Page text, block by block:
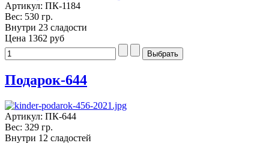
Артикул: ПК-1184
Вес: 530 гр.
Внутри 23 сладости
Цена 1362 руб
Подарок-644
Артикул: ПК-644
Вес: 329 гр.
Внутри 12 сладостей